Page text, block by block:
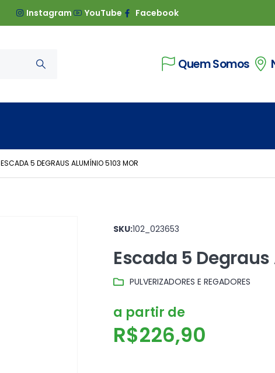
Instagram YouTube Facebook
Quem Somos
ESCADA 5 DEGRAUS ALUMÍNIO 5103 MOR
SKU:102_023653
Escada 5
PULVERIZADORES E REGADORES
a partir de
R$226,90